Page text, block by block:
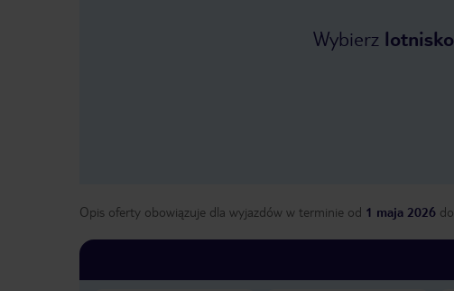
Wybierz lotnisko
Opis oferty obowiązuje dla wyjazdów w terminie od 1 maja 2026 do